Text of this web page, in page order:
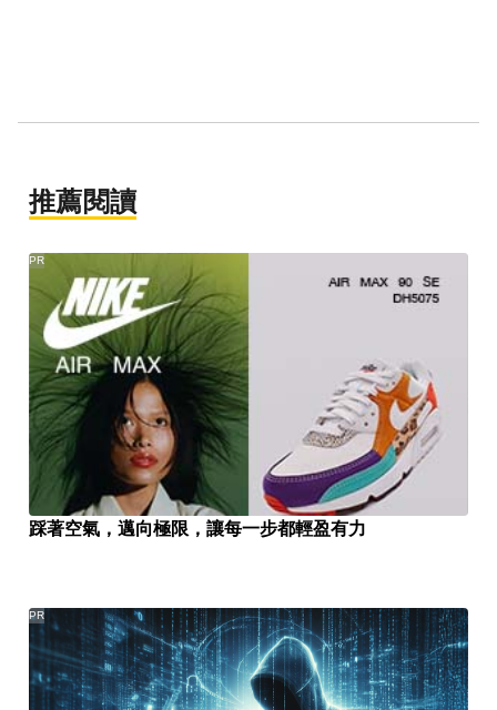
推薦閱讀
踩著空氣，邁向極限，讓每一步都輕盈有力
PR
PR